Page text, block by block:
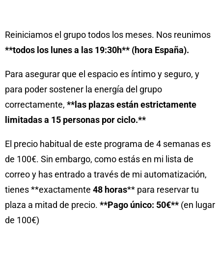
Reiniciamos el grupo todos los meses. Nos reunimos
**todos los lunes a las 19:30h** (hora España).
Para asegurar que el espacio es íntimo y seguro, y
para poder sostener la energía del grupo
correctamente, **las plazas están estrictamente
limitadas a 15 personas por ciclo.**
El precio habitual de este programa de 4 semanas es
de 100€. Sin embargo, como estás en mi lista de
correo y has entrado a través de mi automatización,
tienes **exactamente 48 horas** para reservar tu
plaza a mitad de precio. **Pago único: 50€** (en lugar
de 100€)